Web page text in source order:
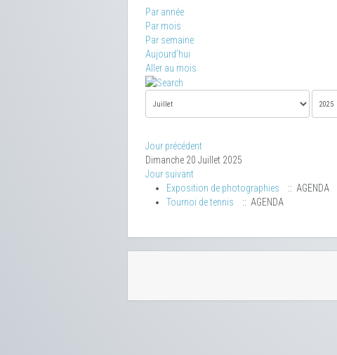
Par année
Par mois
Par semaine
Aujourd'hui
Aller au mois
Jour précédent
Dimanche 20 Juillet 2025
Jour suivant
Exposition de photographies
:: AGENDA
Tournoi de tennis
:: AGENDA